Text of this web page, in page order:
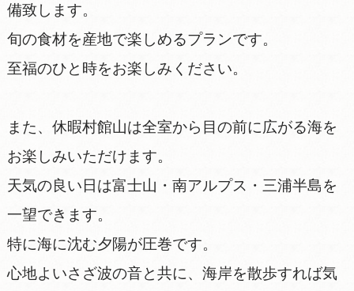
備致します。
旬の食材を産地で楽しめるプランです。
至福のひと時をお楽しみください。
また、休暇村館山は全室から目の前に広がる海を
お楽しみいただけます。
天気の良い日は富士山・南アルプス・三浦半島を
一望できます。
特に海に沈む夕陽が圧巻です。
心地よいさざ波の音と共に、海岸を散歩すれば気